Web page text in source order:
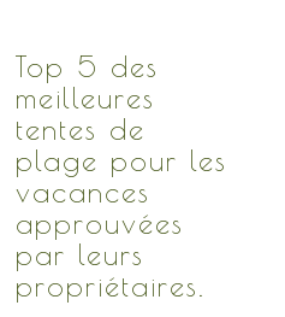
Top 5 des
meilleures
tentes de
plage pour les
vacances
approuvées
par leurs
propriétaires.